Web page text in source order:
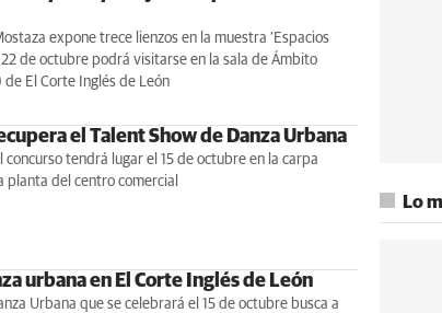
expone trece lienzos en la muestra ‘Espacios
22 de octubre podrá visitarse en la sala de Ámbito
El Corte Inglés de León
el Talent Show de Danza Urbana
concurso tendrá lugar el 15 de octubre en la carpa
planta del centro comercial
urbana en El Corte Inglés de León
Urbana que se celebrará el 15 de octubre busca a
Lo